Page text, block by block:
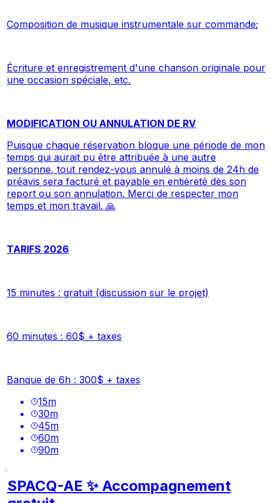
Composition de musique instrumentale sur commande;
Écriture et enregistrement d'une chanson originale pour
une occasion spéciale, etc.
MODIFICATION OU ANNULATION DE RV
Puisque chaque réservation bloque une période de mon
temps qui aurait pu être attribuée à une autre
personne, tout rendez-vous annulé à moins de 24h de
préavis sera facturé et payable en entièreté dès son
report ou son annulation. Merci de respecter mon
temps et mon travail. 🙏
TARIFS 2026
15 minutes : gratuit (discussion sur le projet)
60 minutes : 60$ + taxes
Banque de 6h : 300$ + taxes
15m
30m
45m
60m
90m
SPACQ-AE ✨ Accompagnement